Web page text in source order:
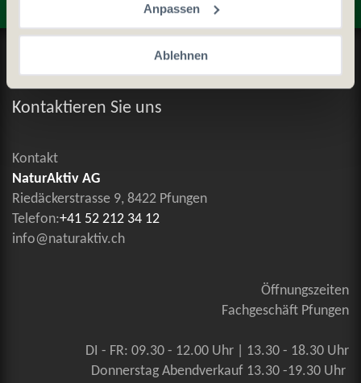
Anpassen
Ablehnen
Allgemeine Geschäftsbedingungen
Kontaktieren Sie uns
Kontakt
NaturAktiv AG
Riedäckerstrasse 9, 8422 Pfungen
Telefon:+41 52 212 34 12
info@naturaktiv.ch
Öffnungszeiten
Fachgeschäft Pfungen
DI - FR: 09.30 - 12.00 Uhr | 13.30 - 18.30 Uhr
Donnerstag Abendverkauf 13.30 -19.30 Uhr